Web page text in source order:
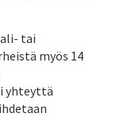
tai
myös 14
yhteyttä